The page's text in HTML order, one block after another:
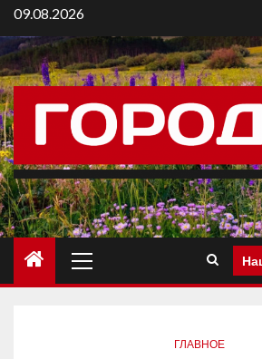
09.08.2026
ГЛАВНОЕ